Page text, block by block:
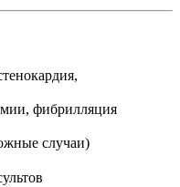
фибрилляция
случаи)